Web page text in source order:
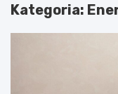
Kategoria: